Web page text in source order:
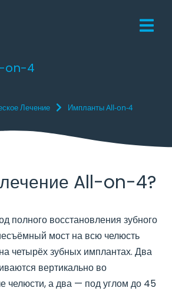
on-4
Лечение Импланты All-on-4
All-on-4?
полного восстановления зубного
мост на всю челюсть
четырёх зубных имплантах. Два
вертикально во
челюсти, а два — под углом до 45